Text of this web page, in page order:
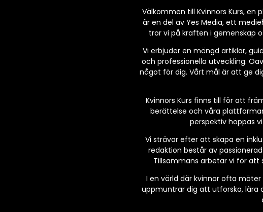
Välkommen till Kvinnors Kurs,
är en del av Yes Media, ett
tror vi på kraften i gemenskap
Vi erbjuder en mängd artiklar,
och professionella utveckling.
något för dig. Vårt mål är att ge
Kvinnors Kurs finns till för att
berättelse och våra
perspektiv hoppas
Vi strävar efter att skapa en
redaktion består av
Tillsammans arbetar vi för att
I en värld där kvinnor ofta
uppmuntrar dig att utforska, lära